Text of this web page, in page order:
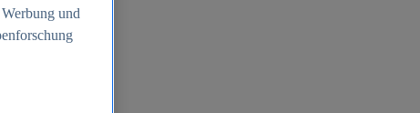
und